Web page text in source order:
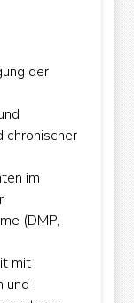
der
chronischer
im
(DMP,
mit
und